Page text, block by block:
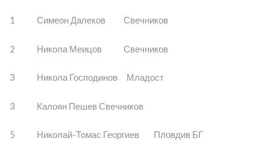
1 Симеон Далеков Свечников
2 Никола Меицов Свечников
3 Никола Господинов Младост
3 Калоян Пешев Свечников
5 Николай-Томас Георгиев Пловдив БГ